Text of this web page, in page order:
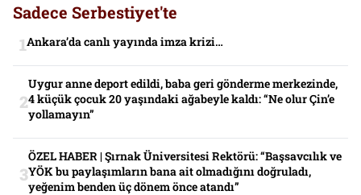
Sadece Serbestiyet'te
Ankara’da canlı yayında imza krizi…
Uygur anne deport edildi, baba geri gönderme merkezinde,
4 küçük çocuk 20 yaşındaki ağabeyle kaldı: “Ne olur Çin’e
yollamayın”
ÖZEL HABER | Şırnak Üniversitesi Rektörü: “Başsavcılık ve
YÖK bu paylaşımların bana ait olmadığını doğruladı,
yeğenim benden üç dönem önce atandı”